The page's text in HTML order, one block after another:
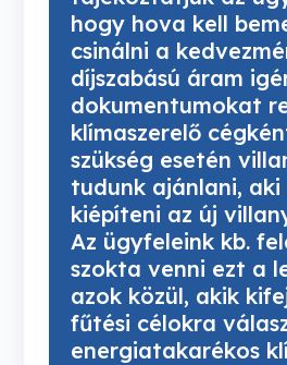
hogy hova kell
csinálni a
díjszabású áram
dokumentumokat
klímaszerelő
szükség esetén
tudunk ajánlani, aki
kiépíteni az új
Az ügyfeleink kb.
szokta venni ezt a
azok közül, akik
fűtési célokra
energiatakarékos